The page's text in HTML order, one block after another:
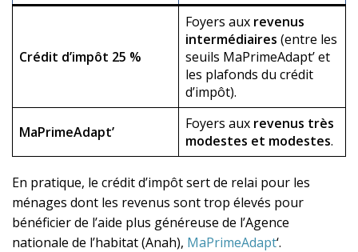
Crédit d’impôt 25 %
Foyers aux revenus
intermédiaires (entre les
seuils MaPrimeAdapt’ et
les plafonds du crédit
d’impôt).
MaPrimeAdapt’ Foyers aux revenus très
modestes et modestes.
En pratique, le crédit d’impôt sert de relai pour les
ménages dont les revenus sont trop élevés pour
bénéficier de l’aide plus généreuse de l’Agence
nationale de l’habitat (Anah), MaPrimeAdapt‘.